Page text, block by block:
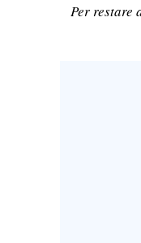
Per restare